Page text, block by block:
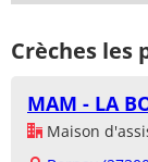
Crèches les
MAM - LA
Maison